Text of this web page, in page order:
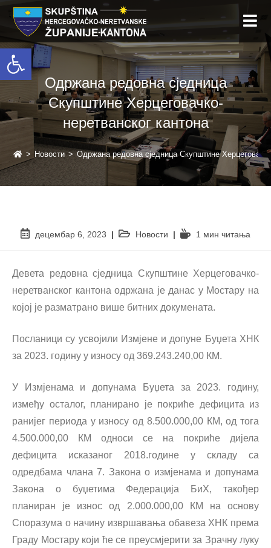
Open toolbar
Одржана редовна сједница
Скупштине Херцеговачко-
неретванског кантона
> Новости > Одржана редовна сједница Скупштине
децембар 6, 2023 Новости 1 мин читањa
Девета редовна сједница Скупштине Херцеговачко-
неретванског кантона одржана је данас у Мостару на
којој је разматрано више битних докумената.
Посланици су усвојили Измјене и допуне Буџета ХНК
за 2023. годину у износу од 369.243.240,00 КМ.
У Измјенама и допунама Буџета за 2023. годину,
између осталог, планирано је покриће дефицита из
ранијег периода у износу од 8.500.000,00 КМ, од тога
4.500.000,00 КМ односи се на покриће дијела
дефицита исказаног 2018.године у складу са
одредбама члана 7. Закона о измјенама и допунама
Закона о буџетима Федерација БиХ, такођер
планиран је износ од 2.000.000,00 КМ на основу
Споразума о начину извршавања обавеза ХНК према
Граду Мостару који ће се преусмјерити за Зрачну луку